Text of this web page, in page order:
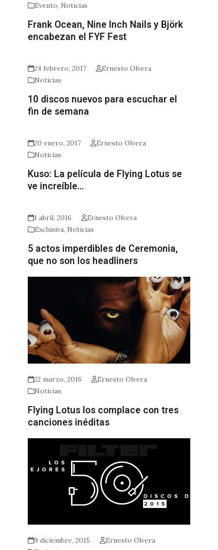
Evento, Noticias
Frank Ocean, Nine Inch Nails y Björk
encabezan el FYF Fest
24 febrero, 2017
Ernesto Olvera
Noticias
10 discos nuevos para escuchar el
fin de semana
20 enero, 2017
Ernesto Olvera
Noticias
Kuso: La película de Flying Lotus se
ve increíble…
1 abril, 2016
Ernesto Olvera
Exclusiva, Noticias
5 actos imperdibles de Ceremonia,
que no son los headliners
22 marzo, 2016
Ernesto Olvera
Noticias
Flying Lotus los complace con tres
canciones inéditas
9 diciembre, 2015
Ernesto Olvera